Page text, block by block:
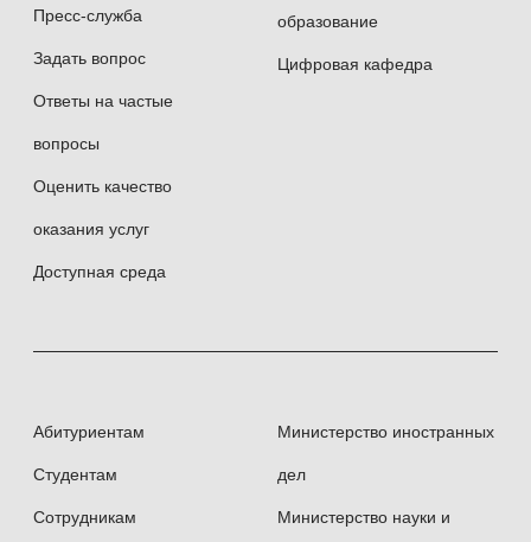
Пресс-служба
Задать вопрос
Ответы на частые
вопросы
Оценить качество
оказания услуг
Доступная среда
образование
Цифровая кафедра
Абитуриентам
Студентам
Сотрудникам
Министерство иностранных
дел
Министерство науки и